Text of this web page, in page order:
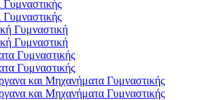
Γυμναστική
Γυμναστική
Γυμναστικής
Γυμναστικής
και Μηχανήματα Γυμναστικής
και Μηχανήματα Γυμναστικής